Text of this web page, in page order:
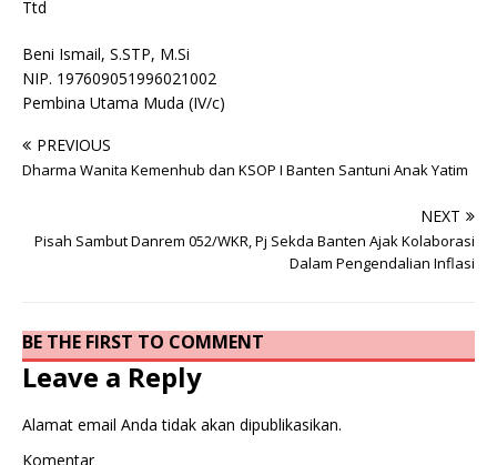
Ttd
Beni Ismail, S.STP, M.Si
NIP. 197609051996021002
Pembina Utama Muda (IV/c)
PREVIOUS
Dharma Wanita Kemenhub dan KSOP I Banten Santuni Anak Yatim
NEXT
Pisah Sambut Danrem 052/WKR, Pj Sekda Banten Ajak Kolaborasi
Dalam Pengendalian Inflasi
BE THE FIRST TO COMMENT
Leave a Reply
Alamat email Anda tidak akan dipublikasikan.
Komentar